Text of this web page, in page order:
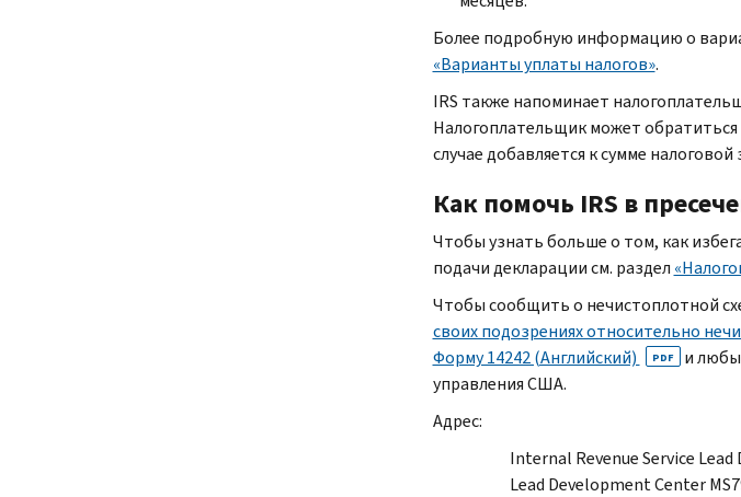
Более подробную информацию о
«Варианты уплаты налогов».
IRS также напоминает
Налогоплательщик может
случае добавляется к сумме
Как помочь IRS в
Чтобы узнать больше о том, как
подачи декларации см. раздел
Чтобы сообщить о нечистоплотной
своих подозрениях относительно
Форму 14242 (Английский)
PDF
и
управления США.
Адрес:
Internal Revenue Service
Lead Development Center MS